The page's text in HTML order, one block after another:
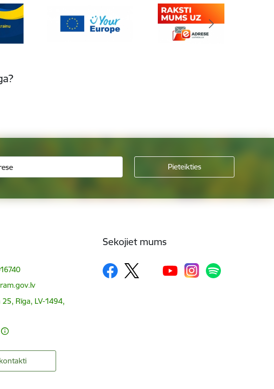
25, Rīga, LV-1494,
Sekojiet mums